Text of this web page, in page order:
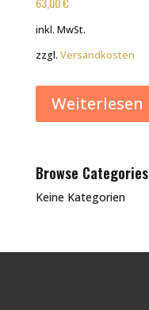
inkl. MwSt.
zzgl. Versandkosten
Weiterlesen
Browse Categories
Keine Kategorien